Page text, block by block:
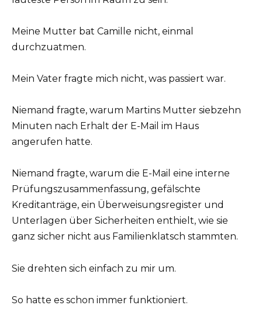
Meine Mutter bat Camille nicht, einmal
durchzuatmen.
Mein Vater fragte mich nicht, was passiert war.
Niemand fragte, warum Martins Mutter siebzehn
Minuten nach Erhalt der E-Mail im Haus
angerufen hatte.
Niemand fragte, warum die E-Mail eine interne
Prüfungszusammenfassung, gefälschte
Kreditanträge, ein Überweisungsregister und
Unterlagen über Sicherheiten enthielt, wie sie
ganz sicher nicht aus Familienklatsch stammten.
Sie drehten sich einfach zu mir um.
So hatte es schon immer funktioniert.